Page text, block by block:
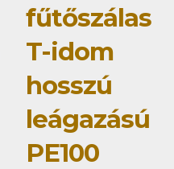
fűtőszálas
T-idom
hosszú
leágazású
PE100